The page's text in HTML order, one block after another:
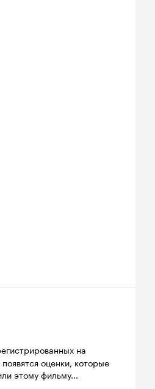
на
оценки, которые
этому фильму...